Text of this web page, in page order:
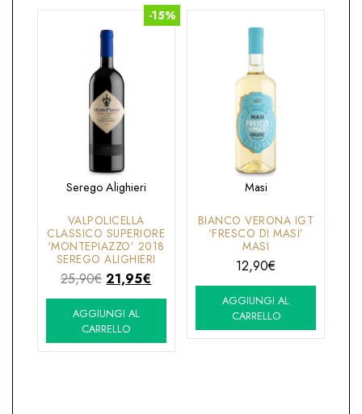
-15%
Serego Alighieri
VALPOLICELLA
CLASSICO SUPERIORE
‘MONTEPIAZZO’ 2018
SEREGO ALIGHIERI
25,90€Il
prezzo
originale
era:
25,90€.
21,95€
prezzo
21,95€.
AGGIUNGI AL
CARRELLO
Masi
BIANCO VERONA IGT
‘FRESCO DI MASI’
MASI
12,90€
AGGIUNGI AL
CARRELLO